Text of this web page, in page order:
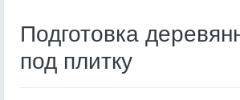
Подготовка
под плитку